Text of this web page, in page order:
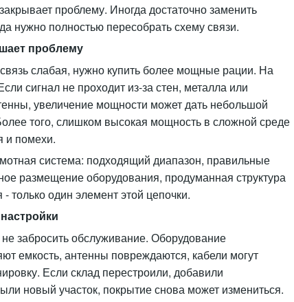
проблему. Иногда достаточно заменить
нужно полностью пересобрать схему связи.
проблему
слабая, нужно купить более мощные рации. На
сигнал не проходит из-за стен, металла или
увеличение мощности может дать небольшой
того, слишком высокая мощность в сложной среде
и помехи.
система: подходящий диапазон, правильные
размещение оборудования, продуманная структура
только один элемент этой цепочки.
забросить обслуживание. Оборудование
емкость, антенны повреждаются, кабели могут
Если склад перестроили, добавили
новый участок, покрытие снова может измениться.